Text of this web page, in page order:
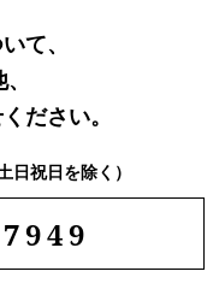
て、
ださい。
祝日を除く）